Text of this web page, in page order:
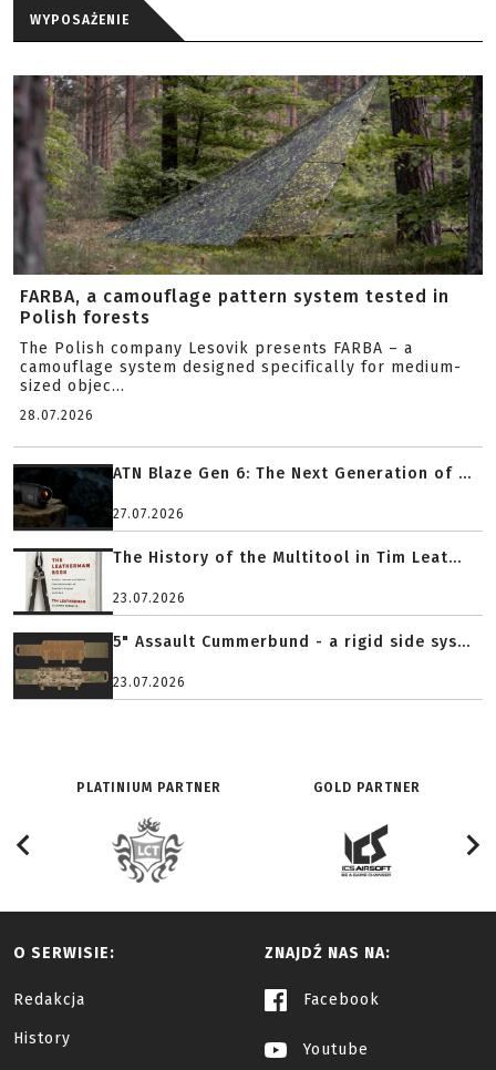
WYPOSAŻENIE
FARBA, a camouflage pattern system tested in
Polish forests
The Polish company Lesovik presents FARBA – a
camouflage system designed specifically for medium-
sized objec...
28.07.2026
ATN Blaze Gen 6: The Next Generation of ...
27.07.2026
The History of the Multitool in Tim Leat...
23.07.2026
5" Assault Cummerbund - a rigid side sys...
23.07.2026
PLATINIUM PARTNER GOLD PARTNER
O SERWISIE:
Redakcja
History
ZNAJDŹ NAS NA:
Facebook
Youtube